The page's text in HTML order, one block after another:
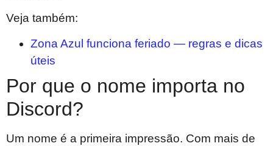
Veja também:
Zona Azul funciona feriado — regras e dicas
úteis
Por que o nome importa no
Discord?
Um nome é a primeira impressão. Com mais de